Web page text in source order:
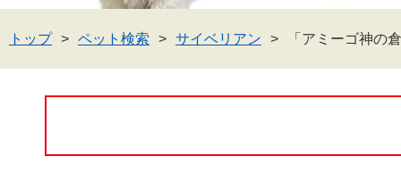
トップ ペット検索 サイベリアン 「アミーゴ神の